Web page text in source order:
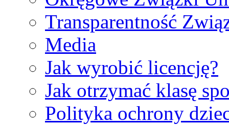
Transparentność
Media
Jak wyrobić licencję?
Jak otrzymać klasę
Polityka ochrony